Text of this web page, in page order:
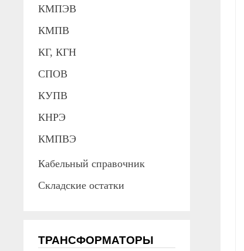
КМПЭВ
КМПВ
КГ, КГН
СПОВ
КУПВ
КНРЭ
КМПВЭ
Кабельный справочник
Складские остатки
ТРАНСФОРМАТОРЫ